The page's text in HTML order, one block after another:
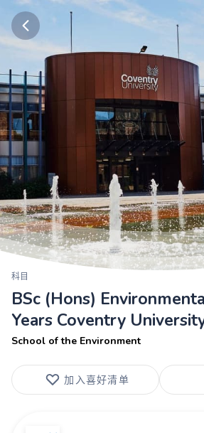
科目
BSc (Hons)
Years Coventry
School of the Environment
加入喜好清单